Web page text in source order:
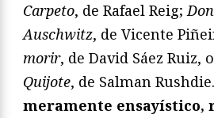
Carpeto, de Rafael Reig;
Auschwitz, de Vicente
morir, de David Sáez Ruiz,
Quijote, de Salman Rushdie.
meramente ensayístico,